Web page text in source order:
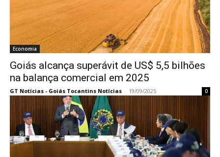
Economia
Goiás alcança superávit de US$ 5,5 bilhões
na balança comercial em 2025
GT Notícias - Goiás Tocantins Notícias - 19/09/2025 0